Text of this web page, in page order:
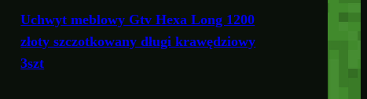
Uchwyt meblowy Gtv Hexa Long 1200
złoty szczotkowany długi krawędziowy
3szt